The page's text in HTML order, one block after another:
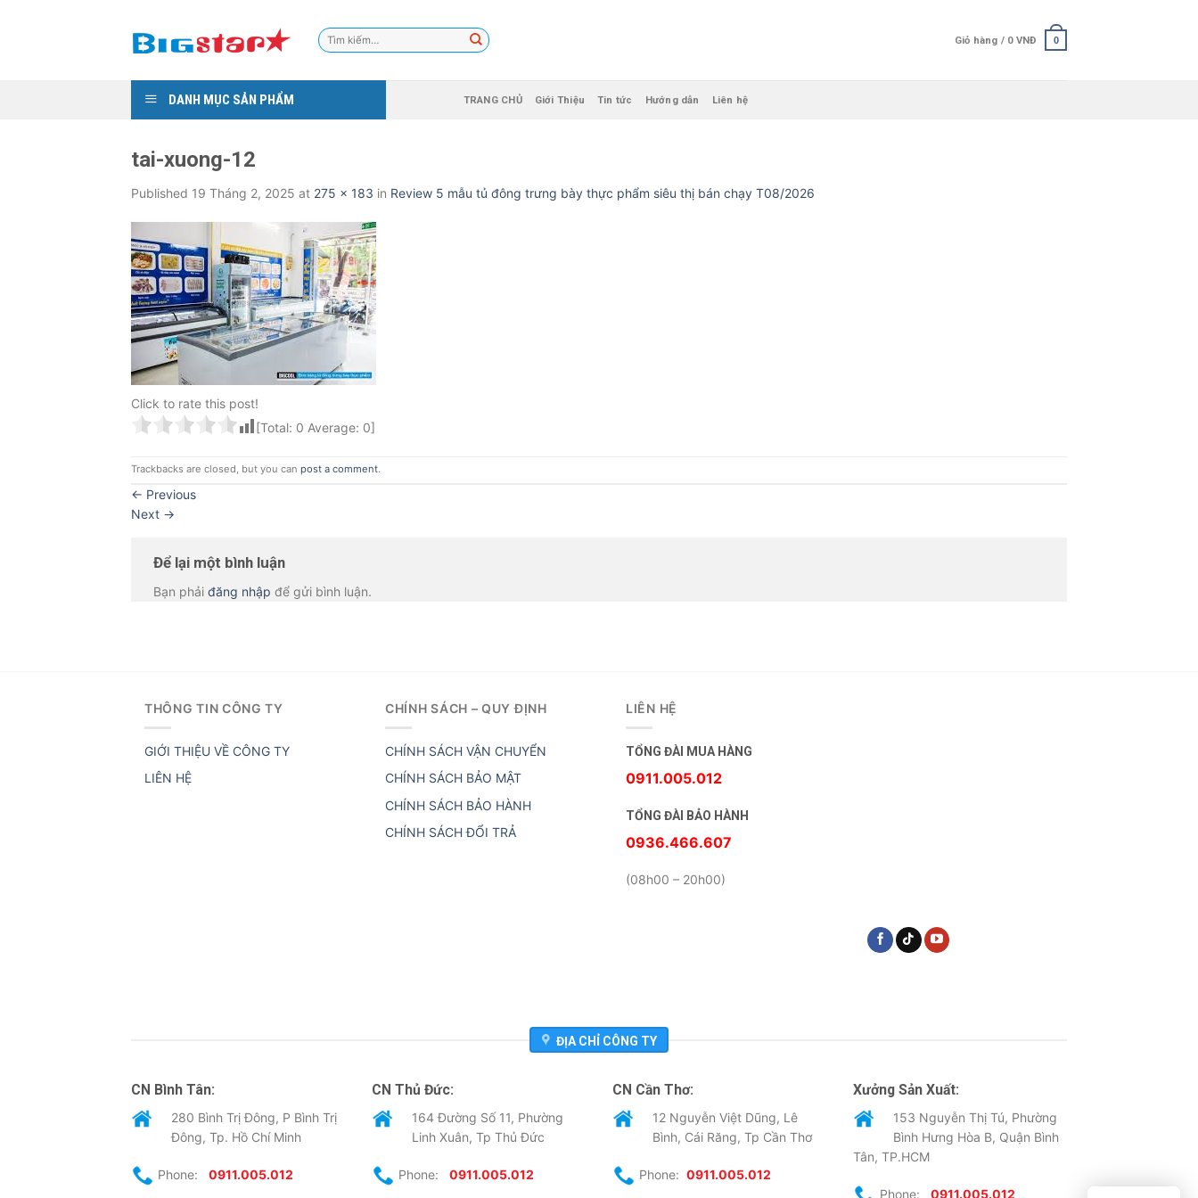
Tìm
kiếm:
Giỏ hàng / 0 VNĐ 0
DANH MỤC SẢN PHẨM TRANG CHỦ Giới Thiệu Tin tức Hướng dẫn Liên hệ
tai-xuong-12
Published 19 Tháng 2, 2025 at 275 × 183 in Review 5 mẫu tủ đông trưng bày thực phẩm siêu thị bán chạy T08/2026
Click to rate this post!
[Total: 0 Average: 0]
Trackbacks are closed, but you can post a comment.
← Previous
Next →
Để lại một bình luận
Bạn phải đăng nhập để gửi bình luận.
THÔNG TIN CÔNG TY
GIỚI THIỆU VỀ CÔNG TY
LIÊN HỆ
CHÍNH SÁCH – QUY ĐỊNH
CHÍNH SÁCH VẬN CHUYỂN
CHÍNH SÁCH BẢO MẬT
CHÍNH SÁCH BẢO HÀNH
CHÍNH SÁCH ĐỔI TRẢ
LIÊN HỆ
TỔNG ĐÀI MUA HÀNG
0911.005.012
TỔNG ĐÀI BẢO HÀNH
0936.466.607
(08h00 – 20h00)
ĐỊA CHỈ CÔNG TY
CN Bình Tân:
280 Bình Trị Đông, P Bình Trị
Đông, Tp. Hồ Chí Minh
Phone: 0911.005.012
CN Thủ Đức:
164 Đường Số 11, Phường
Linh Xuân, Tp Thủ Đức
Phone: 0911.005.012
CN Cần Thơ:
12 Nguyễn Việt Dũng, Lê
Bình, Cái Răng, Tp Cần Thơ
Phone: 0911.005.012
Xưởng Sản Xuất:
153 Nguyễn Thị Tú, Phường
Bình Hưng Hòa B, Quận Bình
Tân, TP.HCM
Phone: 0911.005.012